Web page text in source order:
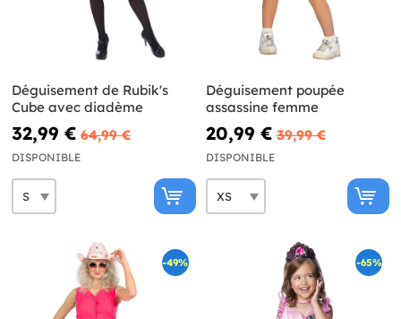
Déguisement de Rubik's
Cube avec diadème
32,99 € 64,99 €
DISPONIBLE
Déguisement poupée
assassine femme
20,99 € 39,99 €
DISPONIBLE
-49% -65%